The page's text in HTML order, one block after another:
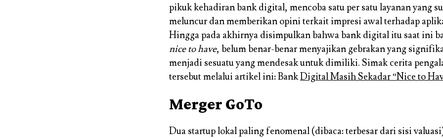
pikuk kehadiran bank digital, mencoba satu per satu layanan yang
meluncur dan memberikan opini terkait impresi awal terhadap
Hingga pada akhirnya disimpulkan bahwa bank digital itu saat ini
nice to have, belum benar-benar menyajikan gebrakan yang
menjadi sesuatu yang mendesak untuk dimiliki. Simak cerita
tersebut melalui artikel ini: BankDigital Masih Sekadar “Nice to
Merger GoTo
Dua startup lokal paling fenomenal (dibaca: terbesar dari sisi